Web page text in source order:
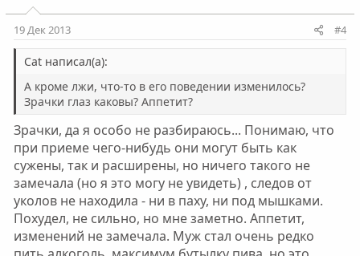
(название не помню) сказал, что колол себе его
знакомый. Почему я поверила в этот бред - на
нас секс был всегда без презерватива, я постоянно
проверялась, т.к. планировала ребенка - никаких
заболеваний подобных у меня не было + у нас были
частые ссоры, т.к. муж давал свою машину друзьям и
родственникам запросто, неоднократно видела за
рулем нашей машины чужих людей, поэтому
поверила.
5. Когда он на выходных, то выходит из дома, причем
мне с ним нельзя доходит до скандалов, на полчаса -
час, ненадолго, при этом я ловлю его на лжи, т.е.
например, я пошел купить сигареты, но у него целая
пачка в кармане.
Мне все это подозрительно, скоро будет ребенок,
19 Дек 2013 #4
Cat написал(а):
А кроме лжи, что-то в его поведении изменилось?
Зрачки глаз каковы? Аппетит?
Зрачки, да я особо не разбираюсь... Понимаю, что
при приеме чего-нибудь они могут быть как
сужены, так и расширены, но ничего такого не
замечала (но я это могу не увидеть) , следов от
уколов не находила - ни в паху, ни под мышками.
Похудел, не сильно, но мне заметно. Аппетит,
изменений не замечала. Муж стал очень редко